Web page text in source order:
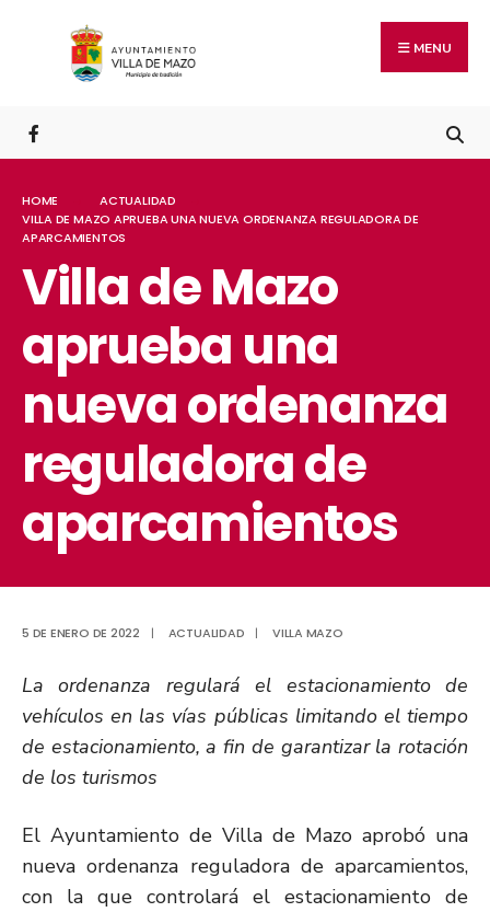
MENU
HOME
ACTUALIDAD
VILLA DE MAZO APRUEBA UNA NUEVA ORDENANZA REGULADORA DE
APARCAMIENTOS
Villa de Mazo
aprueba una
nueva ordenanza
reguladora de
aparcamientos
5 DE ENERO DE 2022 | ACTUALIDAD | VILLA MAZO
La ordenanza regulará el estacionamiento de
vehículos en las vías públicas limitando el tiempo
de estacionamiento, a fin de garantizar la rotación
de los turismos
El Ayuntamiento de Villa de Mazo aprobó una
nueva ordenanza reguladora de aparcamientos,
con la que controlará el estacionamiento de